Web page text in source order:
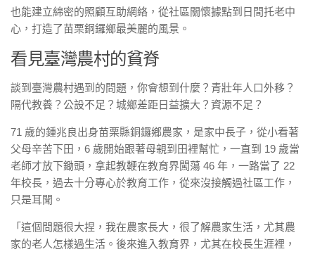
也能建立綿密的照顧互助網絡，從社區關懷據點到日間托老中
心，打造了苗栗銅鑼鄉最美麗的風景。
看見臺灣農村的貧脊
談到臺灣農村遇到的問題，你會想到什麼？青壯年人口外移？
隔代教養？公設不足？城鄉差距日益擴大？資源不足？
71 歲的鍾兆良出身苗栗縣銅鑼鄉農家，是家中長子，從小看著
父母辛苦下田，6 歲開始跟著母親到田裡幫忙，一直到 19 歲當
老師才放下鋤頭，拿起教鞭在教育界闖蕩 46 年，一路當了 22
年校長，過去十分專心於教育工作，從來沒接觸過社區工作，
只是耳聞。
「這個問題很大捏，我在農家長大，很了解農家生活，尤其農
家的老人怎樣過生活。後來進入教育界，尤其在校長生涯裡，